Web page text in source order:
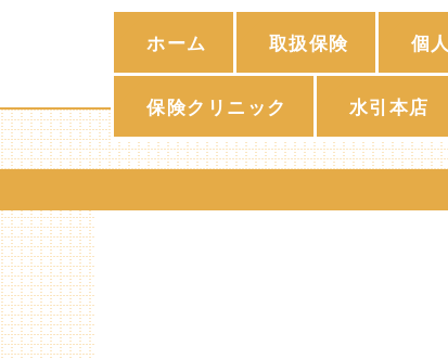
ホーム 取扱保険 個
保険クリニック 水引本店